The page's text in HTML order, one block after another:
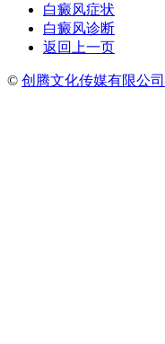
白癜风症状
白癜风诊断
返回上一页
© 创腾文化传媒有限公司